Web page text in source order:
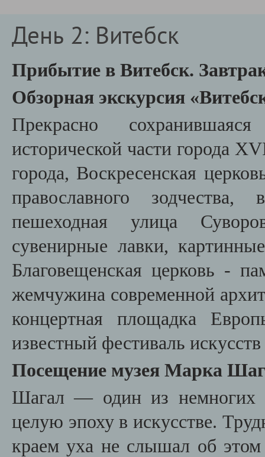
День 2: Витебск
Прибытие в Витебск.
Обзорная экскурсия
Прекрасно
исторической части города
города, Воскресенская
православного зодчества,
пешеходная улица
сувенирные лавки,
Благовещенская церковь -
жемчужина современной
концертная площадка
известный фестиваль
Посещение музея Марка
Шагал — один из немногих
целую эпоху в искусстве.
краем уха не слышал об этом